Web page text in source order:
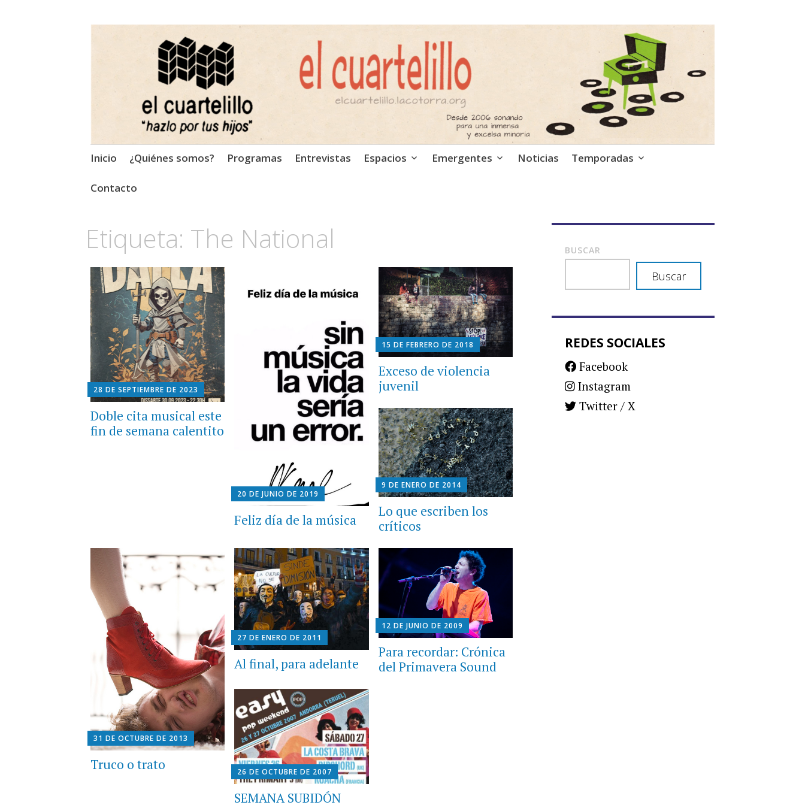
El Cuartelillo
Programa de radio de música independiente. Podcast
Saltar
contenido
Inicio ¿Quiénes somos? Programas Entrevistas Espacios Emergentes Noticias Temporadas
Contacto
Etiqueta: The National
28 DE SEPTIEMBRE DE 2023
Doble cita musical este
fin de semana calentito
20 DE JUNIO DE 2019
Feliz día de la música
15 DE FEBRERO DE 2018
Exceso de violencia
juvenil
9 DE ENERO DE 2014
Lo que escriben los
críticos
31 DE OCTUBRE DE 2013
Truco o trato
27 DE ENERO DE 2011
Al final, para adelante
12 DE JUNIO DE 2009
Para recordar: Crónica
del Primavera Sound
26 DE OCTUBRE DE 2007
SEMANA SUBIDÓN
BUSCAR
Buscar
REDES SOCIALES
Facebook
Instagram
Twitter / X